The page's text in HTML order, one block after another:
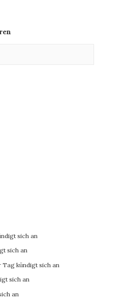
sich an
sich an
Tag kündigt sich an
sich an
an